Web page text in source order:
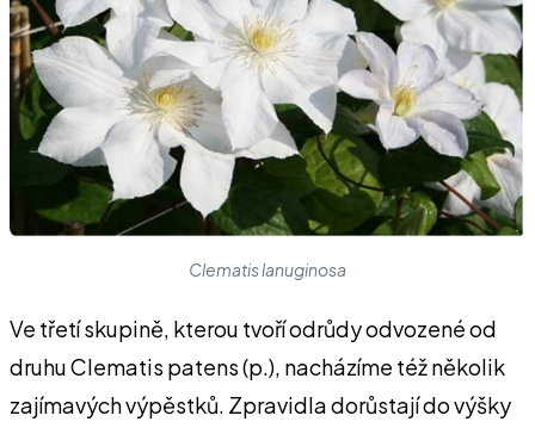
Clematis lanuginosa
Ve třetí skupině, kterou tvoří odrůdy odvozené od
druhu Clematis patens (p.), nacházíme též několik
zajímavých výpěstků. Zpravidla dorůstají do výšky